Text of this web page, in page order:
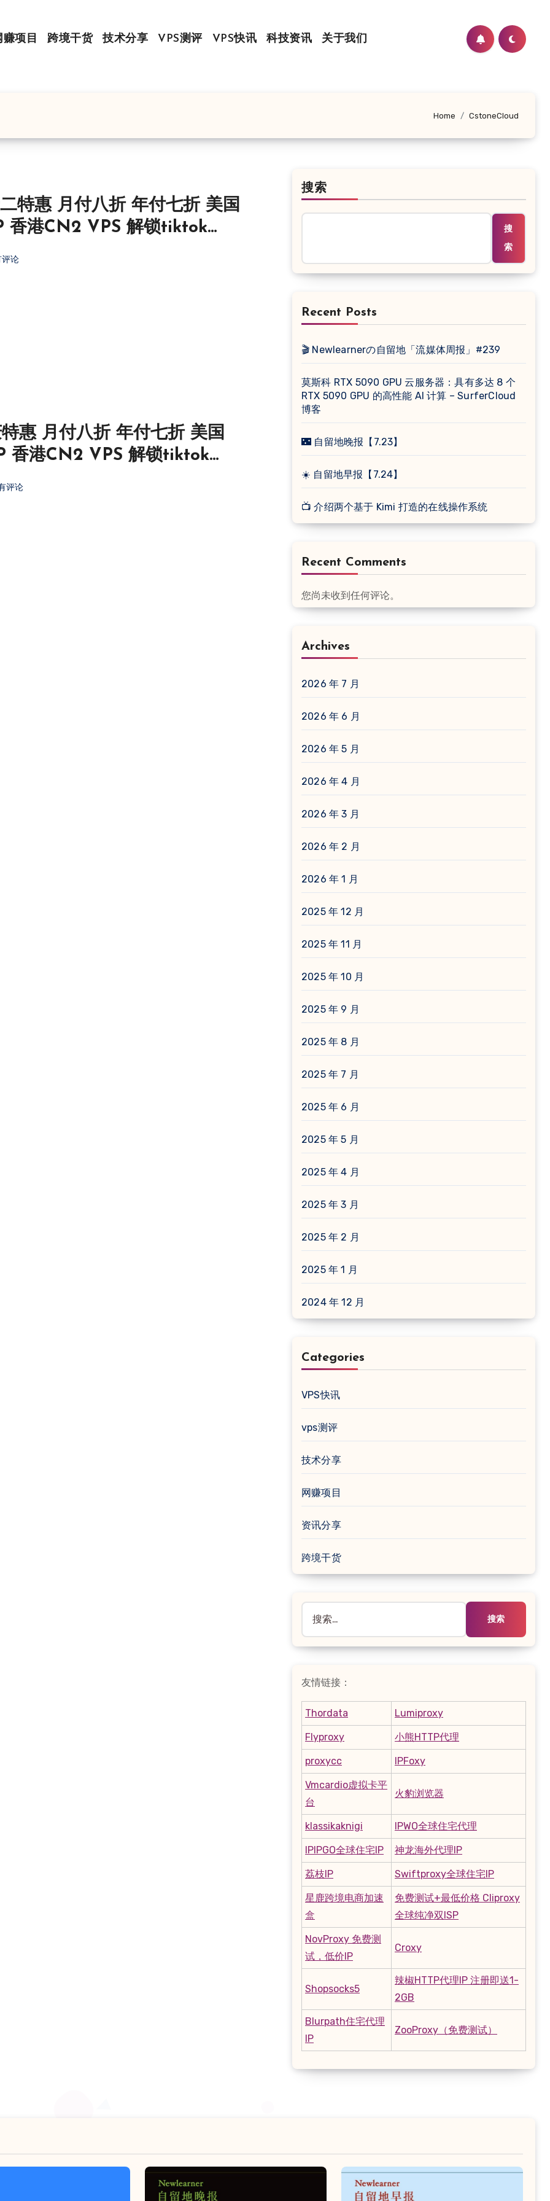
赚项目 跨境干货 技术分享 VPS测评 VPS快讯 科技资讯 关于我们
Home CstoneCloud
特惠 月付八折 年付七折 美国
香港CN2 VPS 解锁tiktok
论
惠 月付八折 年付七折 美国
香港CN2 VPS 解锁tiktok
评论
搜索
搜
索
Recent Posts
🎬 Newlearnerの自留地「流媒体周报」#239
莫斯科 RTX 5090 GPU 云服务器：具有多达 8 个
RTX 5090 GPU 的高性能 AI 计算 – SurferCloud
博客
🌃 自留地晚报【7.23】
☀️ 自留地早报【7.24】
📺 介绍两个基于 Kimi 打造的在线操作系统
Recent Comments
您尚未收到任何评论。
Archives
2026 年 7 月
2026 年 6 月
2026 年 5 月
2026 年 4 月
2026 年 3 月
2026 年 2 月
2026 年 1 月
2025 年 12 月
2025 年 11 月
2025 年 10 月
2025 年 9 月
2025 年 8 月
2025 年 7 月
2025 年 6 月
2025 年 5 月
2025 年 4 月
2025 年 3 月
2025 年 2 月
2025 年 1 月
2024 年 12 月
Categories
VPS快讯
vps测评
技术分享
网赚项目
资讯分享
跨境干货
索：
友情链接：
Thordata Lumiproxy
Flyproxy 小熊HTTP代理
proxycc IPFoxy
Vmcardio虚拟卡平
台
火豹浏览器
klassikaknigi IPWO全球住宅代理
IPIPGO全球住宅IP 神龙海外代理IP
荔枝IP Swiftproxy全球住宅IP
星鹿跨境电商加速
盒
免费测试+最低价格 Cliproxy
全球纯净双ISP
NovProxy 免费测
试，低价IP
Croxy
Shopsocks5
辣椒HTTP代理IP 注册即送1-
2GB
Blurpath住宅代理
IP
ZooProxy（免费测试）